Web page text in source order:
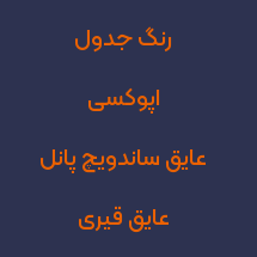
رنگ جدول
اپوکسی
عایق ساندویچ پانل
عایق قیری